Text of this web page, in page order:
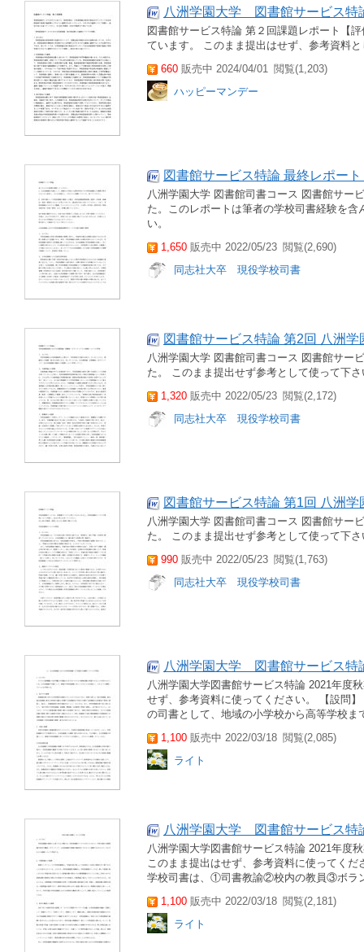
八洲学園大学 図書館サービス
図書館サービス特論 第２回課題レポート【
ています。 このまま提出はせず、参考資料
660 販売中 2024/04/01 閲覧(1,203)
ハッピーマンデー
図書館サービス特論 最終レポー
八洲学園大学 図書館司書コース 図書館サー
た。このレポートは筆者の学校司書経験を
い。
1,650 販売中 2022/05/23 閲覧(2,690)
同志社大卒 現役学校司書
図書館サービス特論 第2回 八洲
八洲学園大学 図書館司書コース 図書館サー
た。 このまま提出せず参考として使って下さ
1,320 販売中 2022/05/23 閲覧(2,172)
同志社大卒 現役学校司書
図書館サービス特論 第1回 八洲
八洲学園大学 図書館司書コース 図書館サー
た。 このまま提出せず参考として使って下さ
990 販売中 2022/05/23 閲覧(1,763)
同志社大卒 現役学校司書
八洲学園大学 図書館サービス
八洲学園大学図書館サービス特論 2021年度
せず、参考資料に使ってください。 【設問
の司書として、地域の小学校から高等学校
1,100 販売中 2022/03/18 閲覧(2,085)
ライト
八洲学園大学 図書館サービス
八洲学園大学図書館サービス特論 2021年度
このまま提出はせず、参考資料に使ってく
学校司書は、①司書教諭②校内の教員③ボラ
1,100 販売中 2022/03/18 閲覧(2,181)
ライト